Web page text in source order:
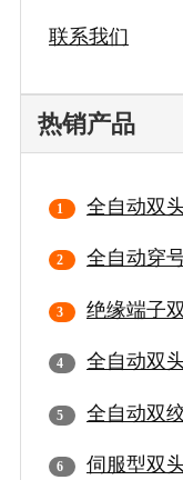
联系我们
热销产品
全自动双
全自动穿
绝缘端子
全自动双
全自动双
伺服型双